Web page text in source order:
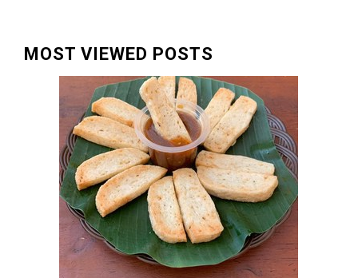
MOST VIEWED POSTS